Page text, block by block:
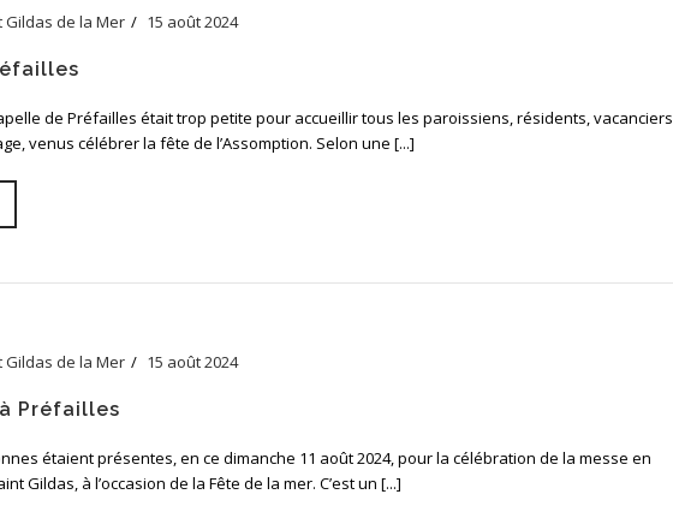
Gildas de la Mer 15 août 2024
de Préfailles était trop petite pour accueillir tous les paroissiens, résidents, vacanciers
venus célébrer la fête de l’Assomption. Selon une [...]
Gildas de la Mer 15 août 2024
Préfailles
étaient présentes, en ce dimanche 11 août 2024, pour la célébration de la messe en
Gildas, à l’occasion de la Fête de la mer. C’est un [...]